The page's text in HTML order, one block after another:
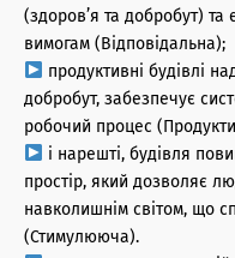
(здоров’я та добробут) та
вимогам (Відповідальна);
продуктивні будівлі
добробут, забезпечує
робочий процес
і нарешті, будівля
простір, який дозволяє
навколишнім світом, що
(Стимулююча).